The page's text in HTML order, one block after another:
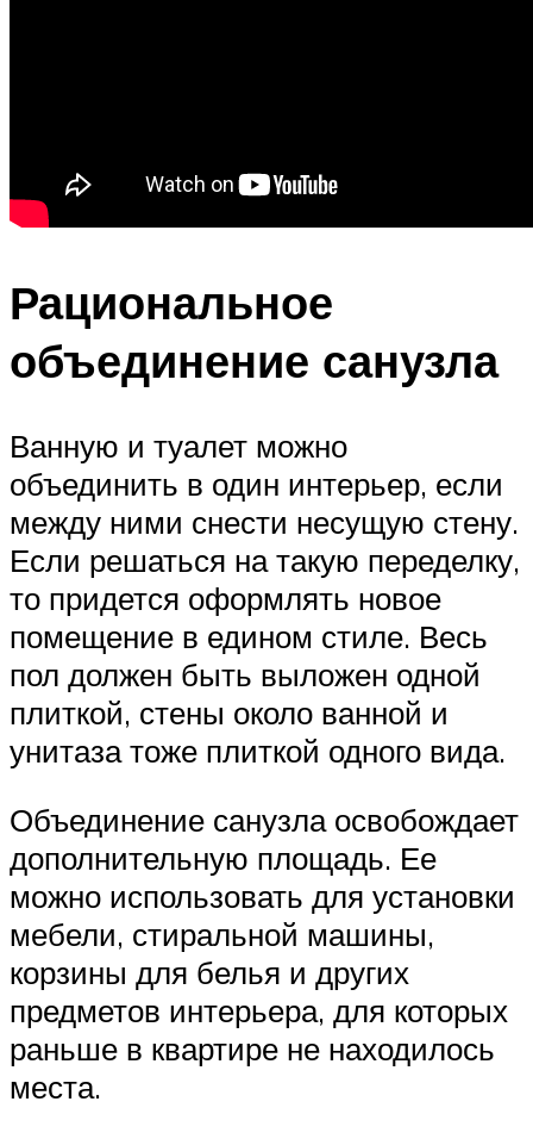
Рациональное
объединение санузла
Ванную и туалет можно
объединить в один интерьер, если
между ними снести несущую стену.
Если решаться на такую переделку,
то придется оформлять новое
помещение в едином стиле. Весь
пол должен быть выложен одной
плиткой, стены около ванной и
унитаза тоже плиткой одного вида.
Объединение санузла освобождает
дополнительную площадь. Ее
можно использовать для установки
мебели, стиральной машины,
корзины для белья и других
предметов интерьера, для которых
раньше в квартире не находилось
места.